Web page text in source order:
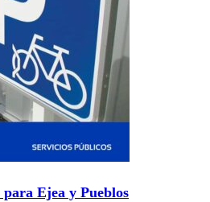
Ejea y Pueblos